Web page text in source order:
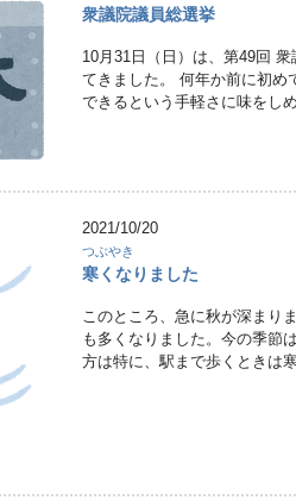
衆議院議員総選挙
10月31日（日）は、第49回
てきました。 何年か前に初め
できるという手軽さに味をし
2021/10/20
つぶやき
寒くなりました
このところ、急に秋が深まり
も多くなりました。今の季節
方は特に、駅まで歩くときは